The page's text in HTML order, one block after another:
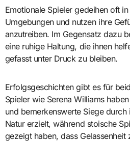
Emotionale Spieler gedeihen oft
Umgebungen und nutzen ihre
anzutreiben. Im Gegensatz dazu
eine ruhige Haltung, die ihnen
gefasst unter Druck zu bleiben.
Erfolgsgeschichten gibt es für
Spieler wie Serena Williams
und bemerkenswerte Siege
Natur erzielt, während stoische
gezeigt haben, dass Gelassenheit